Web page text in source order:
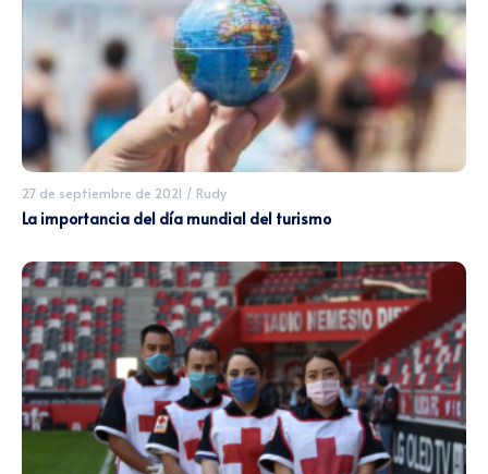
27 de septiembre de 2021 / Rudy
La importancia del día mundial del turismo